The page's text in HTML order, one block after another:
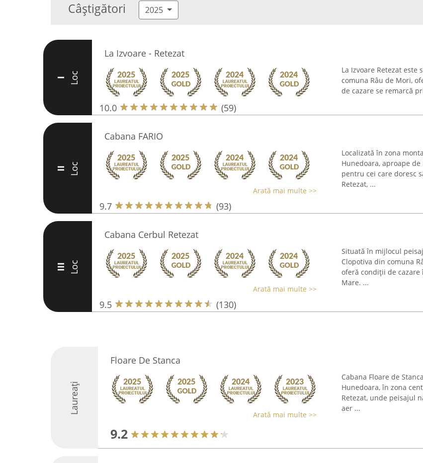
Câștigători 2025
I Loc
La Izvoare - Retezat
10.0 (59)
La Izvoare Retezat
comuna Râu de Mori,
de cazare se remarcă
II Loc
Cabana FARIO
Arată mai multe >>
9.7 (93)
Localizată în zona
Hunedoara, aproape
pentru cei care doresc
Retezat, ...
III Loc
Cabana Cerbul Retezat
Arată mai multe >>
9.5 (130)
Situată în mijlocul
Clopotiva din comuna
oferă condiții de
Mare. ...
Laureați
Floare De Stanca
Arată mai multe >>
9.2
Cabana Floare de
Hunedoara, în zona
Retezat, unde peisajul
aer ...